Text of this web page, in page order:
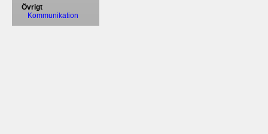
Övrigt
Kommunikation